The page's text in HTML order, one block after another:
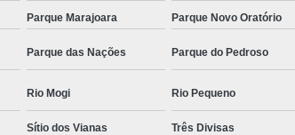
Parque Marajoara Parque Novo Oratório
Parque das Nações Parque do Pedroso
Rio Mogi Rio Pequeno
Sítio dos Vianas Três Divisas